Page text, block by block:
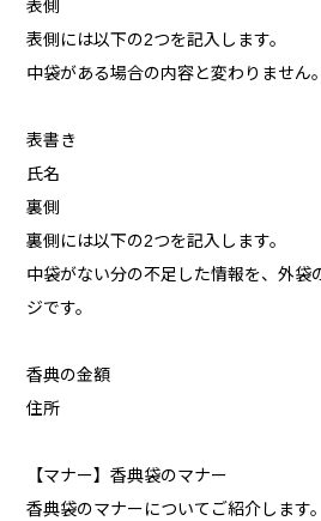
表側
表側には以下の2つを記入します。
中袋がある場合の内容と変わりません。
表書き
氏名
裏側
裏側には以下の2つを記入します。
中袋がない分の不足した情報を、外袋
ジです。
香典の金額
住所
【マナー】香典袋のマナー
香典袋のマナーについてご紹介します。